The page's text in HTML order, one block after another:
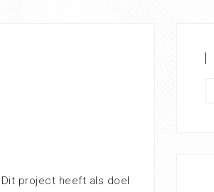
project heeft als doel